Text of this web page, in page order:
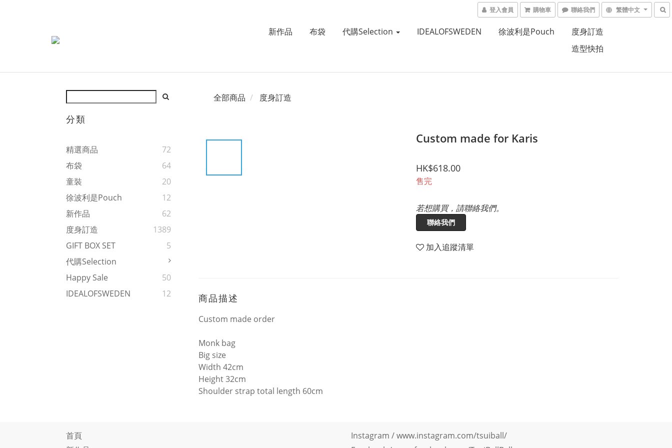
登入會員 購物車 聯絡我們 繁體中文
新作品 布袋 代購Selection IDEALOFSWEDEN 徐波利是Pouch
度身訂造
造型快拍
分類
精選商品
72
布袋
64
童裝
20
徐波利是Pouch
12
新作品
62
度身訂造
1389
GIFT BOX SET
5
代購Selection
Happy Sale
50
IDEALOFSWEDEN
12
全部商品 度身訂造
Custom made for Karis
HK$618.00
售完
若想購買，請聯絡我們。
聯絡我們
加入追蹤清單
商品描述
Custom made order
Monk bag
Big size
Width 42cm
Height 32cm
Shoulder strap total length 60cm
首頁
Instagram /www.instagram.com/tsuiball/